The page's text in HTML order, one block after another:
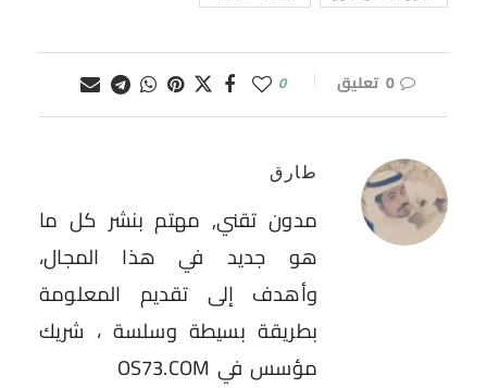
0 تعليق 0
طارق
مدون تقني, مهتم بنشر كل ما
هو جديد في هذا المجال،
وأهدف إلى تقديم المعلومة
بطريقة بسيطة وسلسة ، شريك
مؤسس في OS73.COM